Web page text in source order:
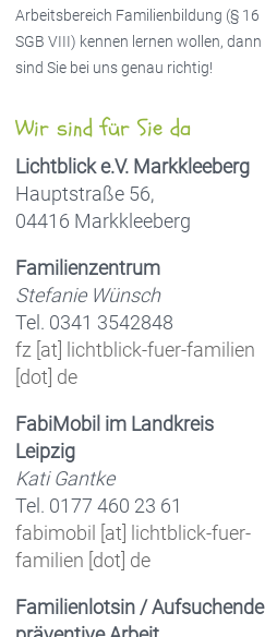
Office 365
Arbeitsbereich Familienbildung (§ 16
SGB VIII) kennen lernen wollen, dann
sind Sie bei uns genau richtig!
Wir sind für Sie da
Lichtblick e.V. Markkleeberg
Hauptstraße 56,
04416 Markkleeberg
Familienzentrum
Stefanie Wünsch
Tel. 0341 3542848
fz [at] lichtblick-fuer-familien
[dot] de
FabiMobil im Landkreis
Leipzig
Kati Gantke
Tel. 0177 460 23 61
fabimobil [at] lichtblick-fuer-
familien [dot] de
Familienlotsin / Aufsuchende